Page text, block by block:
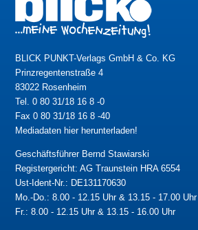
BLICK PUNKT-Verlags GmbH & Co. KG
Prinzregentenstraße 4
83022 Rosenheim
Tel. 0 80 31/18 16 8 -0
Fax 0 80 31/18 16 8 -40
Mediadaten hier herunterladen!
Geschäftsführer Bernd Stawiarski
Registergericht: AG Traunstein HRA 6554
Ust-Ident-Nr.: DE131170630
Mo.-Do.: 8.00 - 12.15 Uhr & 13.15 - 17.00 Uhr
Fr.: 8.00 - 12.15 Uhr & 13.15 - 16.00 Uhr